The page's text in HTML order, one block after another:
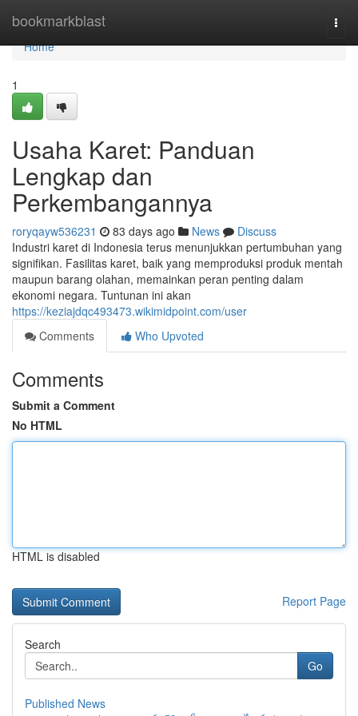
bookmarkblast
Home
Home
1
Usaha Karet: Panduan
Lengkap dan
Perkembangannya
roryqayw536231 83 days ago News
Discuss
Industri karet di Indonesia terus menunjukkan pertumbuhan yang
signifikan. Fasilitas karet, baik yang memproduksi produk mentah
maupun barang olahan, memainkan peran penting dalam
ekonomi negara. Tuntunan ini akan
https://keziajdqc493473.wikimidpoint.com/user
Comments
Who Upvoted
Comments
Submit a Comment
No HTML
HTML is disabled
Report Page
Search
Go
Published News